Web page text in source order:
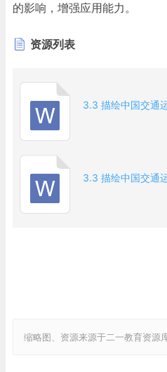
的影响，增强应用能力。
现，理解交通与自然、经济社
【重难点】
重点：高铁分布及对生产生
布及对经济的影响。
域地理条件的联系。
【课前预习——你相当可以】
活动一：读P93、94，图3-
中高速铁路里程达 4.2万 千米
资源列表
缩略图、资源来源于二一教育资源